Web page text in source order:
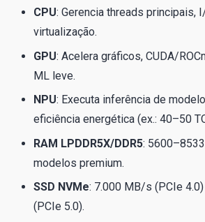
CPU: Gerencia threads principais,
virtualização.
GPU: Acelera gráficos, CUDA/
ML leve.
NPU: Executa inferência de
eficiência energética (ex.: 40–50
RAM LPDDR5X/DDR5:
modelos premium.
SSD NVMe: 7.000 MB/s (PCIe
(PCIe 5.0).